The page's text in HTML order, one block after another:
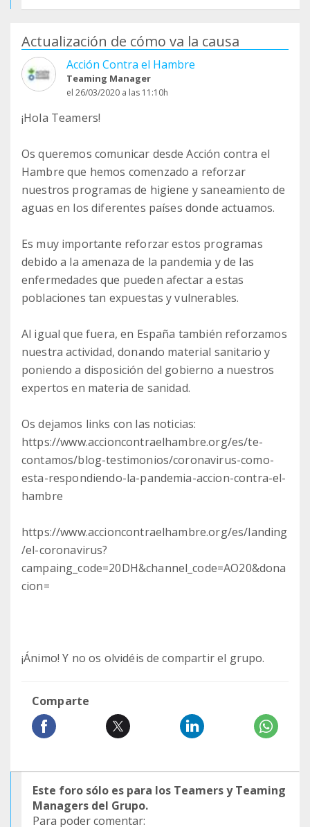
Actualización de cómo va la causa
Acción Contra el Hambre
Teaming Manager
el 26/03/2020 a las 11:10h
¡Hola Teamers!
Os queremos comunicar desde Acción contra el
Hambre que hemos comenzado a reforzar
nuestros programas de higiene y saneamiento de
aguas en los diferentes países donde actuamos.
Es muy importante reforzar estos programas
debido a la amenaza de la pandemia y de las
enfermedades que pueden afectar a estas
poblaciones tan expuestas y vulnerables.
Al igual que fuera, en España también reforzamos
nuestra actividad, donando material sanitario y
poniendo a disposición del gobierno a nuestros
expertos en materia de sanidad.
Os dejamos links con las noticias:
https://www.accioncontraelhambre.org/es/te-
contamos/blog-testimonios/coronavirus-como-
esta-respondiendo-la-pandemia-accion-contra-el-
hambre
https://www.accioncontraelhambre.org/es/landing
/el-coronavirus?
campaing_code=20DH&channel_code=AO20&dona
cion=
¡Ánimo! Y no os olvidéis de compartir el grupo.
Comparte
Este foro sólo es para los Teamers y Teaming
Managers del Grupo.
Para poder comentar: